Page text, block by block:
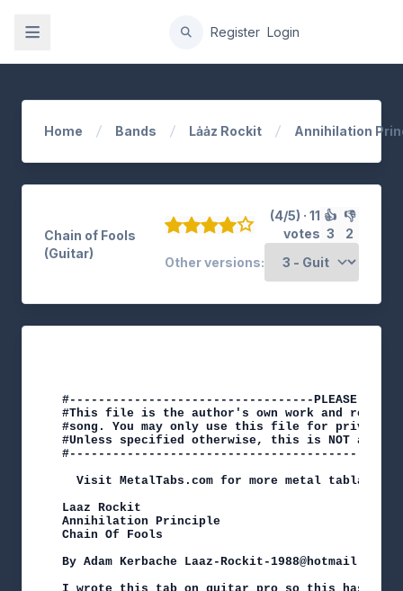
Register Login
Home Bands Lȧȧz Rockit Annihilation
Chain of Fools
(Guitar)
(4/5) · 11
votes
👍
3
👎
2
Other versions: